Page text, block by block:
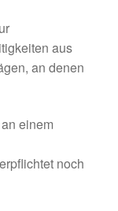
aus
an denen
einem
noch